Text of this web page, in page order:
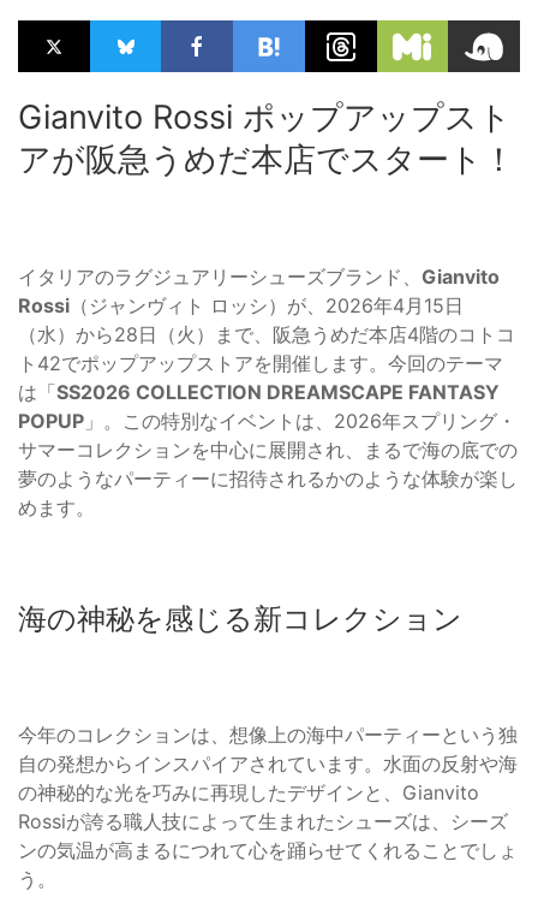
Gianvito Rossi ポップアップスト
アが阪急うめだ本店でスタート！
イタリアのラグジュアリーシューズブランド、 Gianvito
Rossi （ジャンヴィト ロッシ）が、2026年4月15日
（水）から28日（火）まで、阪急うめだ本店4階のコトコ
ト42でポップアップストアを開催します。今回のテーマ
は「SS2026 COLLECTION DREAMSCAPE FANTASY
POPUP 」。この特別なイベントは、2026年スプリング・
サマーコレクションを中心に展開され、まるで海の底での
夢のようなパーティーに招待されるかのような体験が楽し
めます。
海の神秘を感じる新コレクション
今年のコレクションは、想像上の海中パーティーという独
自の発想からインスパイアされています。水面の反射や海
の神秘的な光を巧みに再現したデザインと、Gianvito
Rossiが誇る職人技によって生まれたシューズは、シーズ
ンの気温が高まるにつれて心を踊らせてくれることでしょ
う。